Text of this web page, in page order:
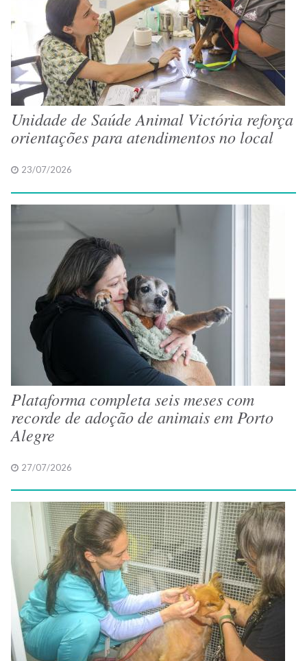
Unidade de Saúde Animal Victória reforça
orientações para atendimentos no local
23/07/2026
Plataforma completa seis meses com
recorde de adoção de animais em Porto
Alegre
27/07/2026